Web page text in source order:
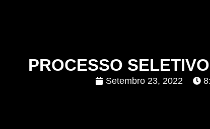
PROCESSO
Setembro 23, 2022